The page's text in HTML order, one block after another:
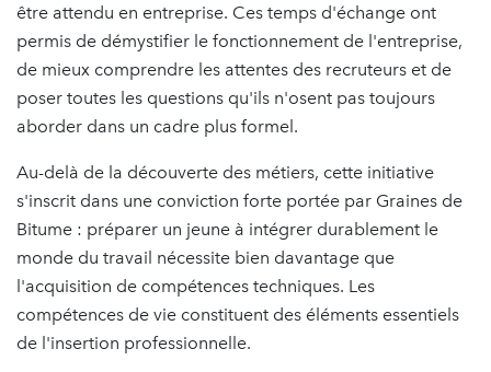
être attendu en entreprise. Ces temps d'échange ont
permis de démystifier le fonctionnement de l'entreprise,
de mieux comprendre les attentes des recruteurs et de
poser toutes les questions qu'ils n'osent pas toujours
aborder dans un cadre plus formel.
Au-delà de la découverte des métiers, cette initiative
s'inscrit dans une conviction forte portée par Graines de
Bitume : préparer un jeune à intégrer durablement le
monde du travail nécessite bien davantage que
l'acquisition de compétences techniques. Les
compétences de vie constituent des éléments essentiels
de l'insertion professionnelle.